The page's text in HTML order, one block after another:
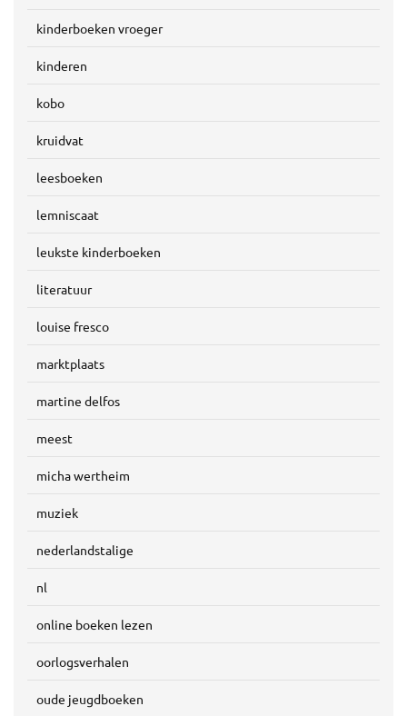
kinderboeken vroeger
kinderen
kobo
kruidvat
leesboeken
lemniscaat
leukste kinderboeken
literatuur
louise fresco
marktplaats
martine delfos
meest
micha wertheim
muziek
nederlandstalige
nl
online boeken lezen
oorlogsverhalen
oude jeugdboeken